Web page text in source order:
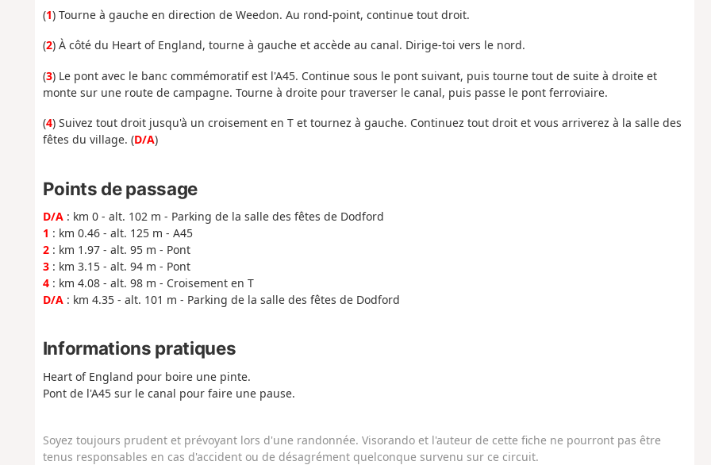
(1) Tourne à gauche en direction de Weedon. Au rond-point, continue tout droit.
(2) À côté du Heart of England, tourne à gauche et accède au canal. Dirige-toi vers le nord.
(3) Le pont avec le banc commémoratif est l'A45. Continue sous le pont suivant, puis tourne tout de suite à droite et
monte sur une route de campagne. Tourne à droite pour traverser le canal, puis passe le pont ferroviaire.
(4) Suivez tout droit jusqu'à un croisement en T et tournez à gauche. Continuez tout droit et vous arriverez à la salle des
fêtes du village. (D/A)
Points de passage
D/A: km 0 - alt. 102 m - Parking de la salle des fêtes de Dodford
1 : km 0.46 - alt. 125 m - A45
2: km 1.97 - alt. 95 m - Pont
3: km 3.15 - alt. 94 m - Pont
4: km 4.08 - alt. 98 m - Croisement en T
D/A: km 4.35 - alt. 101 m - Parking de la salle des fêtes de Dodford
Informations pratiques
Heart of England pour boire une pinte.
Pont de l'A45 sur le canal pour faire une pause.
Soyez toujours prudent et prévoyant lors d'une randonnée. Visorando et l'auteur de cette fiche ne pourront pas être
tenus responsables en cas d'accident ou de désagrément quelconque survenu sur ce circuit.